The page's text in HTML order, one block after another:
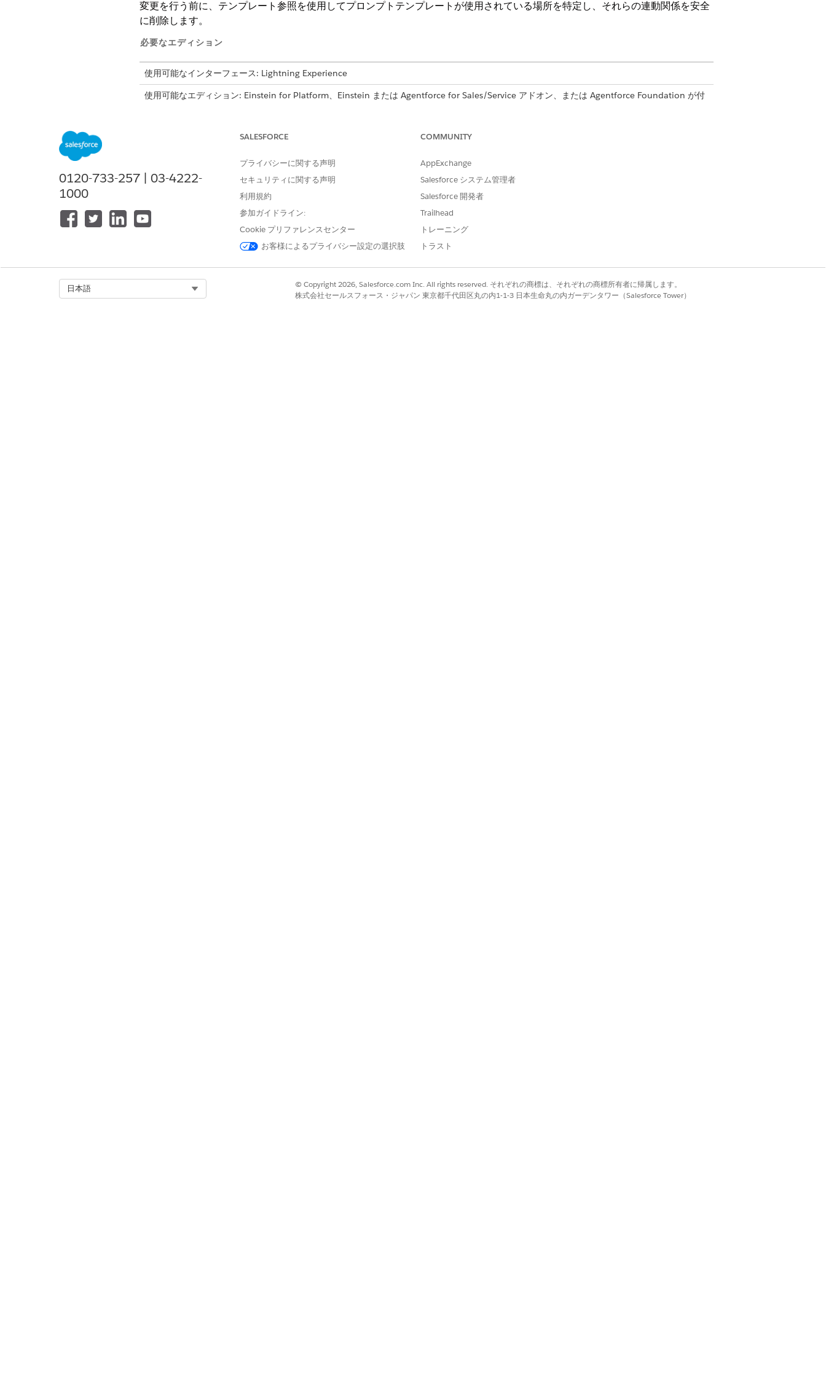
変更を行う前に、テンプレート参照を使用してプロンプトテンプレートが使用されている場所を特定し、それらの連動関係を安全
に削除します。
必要なエディション
使用可能なインターフェース: Lightning Experience
使用可能なエディション: Einstein for Platform、Einstein または Agentforce for Sales/Service アドオン、または Agentforce Foundation が付
必要なユーザー権限
プロンプトビルダーでプロンプトテンプレートを作成および管理する 「プロンプトテンプレートマネージャー」権限セット
プロンプトテンプレートの管理
Execute Prompt Templates (プロンプトテンプレートの実行)
または
「アプリケーションのカスタマイズ」権限セット
アクションメニューをクリックし、[ テンプレートを削除] を選択します。
参照モーダルで、テンプレートを使用するすべてのコンポーネントを確認します。
0120-733-257 | 03-4222-
1000
SALESFORCE
プライバシーに関する声明
セキュリティに関する声明
利用規約
参加ガイドライン:
Cookie プリファレンスセンター
お客様によるプライバシー設定の選択肢
COMMUNITY
AppExchange
Salesforce システム管理者
Salesforce 開発者
Trailhead
トレーニング
トラスト
日本語
© Copyright 2026, Salesforce.com Inc. All rights reserved. それぞれの商標は、それぞれの商標所有者に帰属します。
株式会社セールスフォース・ジャパン 東京都千代田区丸の内1-1-3 日本生命丸の内ガーデンタワー（Salesforce Tower）